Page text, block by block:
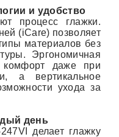
и удобство
процесс глажки.
(iCare) позволяет
материалов без
Эргономичная
комфорт даже при
а вертикальное
ухода за
день
делает глажку